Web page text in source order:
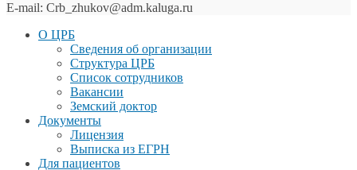
E-mail: Crb_zhukov@adm.kaluga.ru
О ЦРБ
Сведения об организации
Структура ЦРБ
Список сотрудников
Вакансии
Земский доктор
Документы
Лицензия
Выписка из ЕГРН
Для пациентов